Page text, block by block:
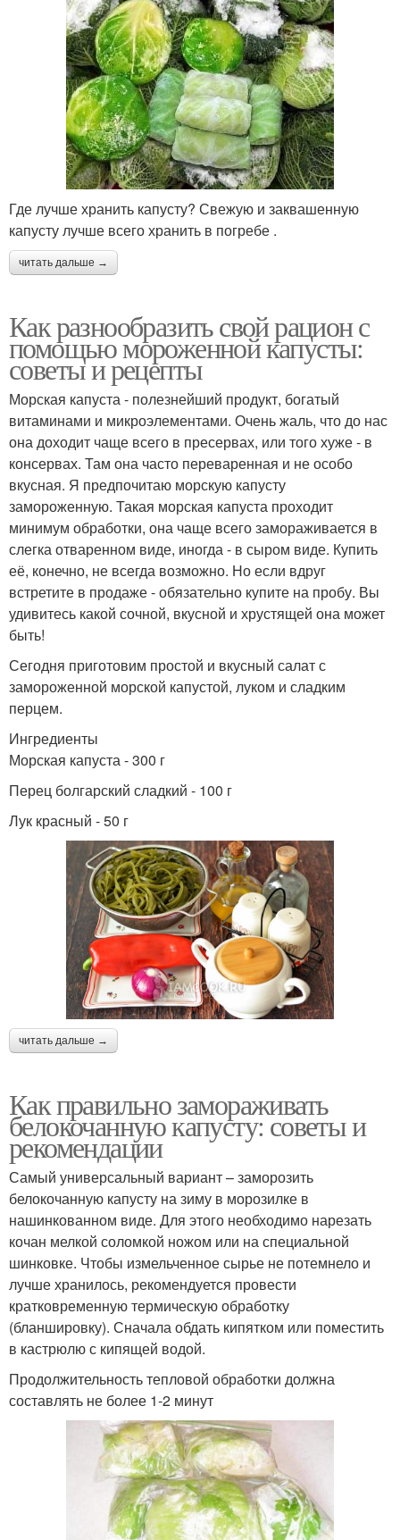
Где лучше хранить капусту? Свежую и заквашенную
капусту лучше всего хранить в погребе .
читать дальше →
Как разнообразить свой рацион с
помощью мороженной капусты:
советы и рецепты
Морская капуста - полезнейший продукт, богатый
витаминами и микроэлементами. Очень жаль, что до нас
она доходит чаще всего в пресервах, или того хуже - в
консервах. Там она часто переваренная и не особо
вкусная. Я предпочитаю морскую капусту
замороженную. Такая морская капуста проходит
минимум обработки, она чаще всего замораживается в
слегка отваренном виде, иногда - в сыром виде. Купить
её, конечно, не всегда возможно. Но если вдруг
встретите в продаже - обязательно купите на пробу. Вы
удивитесь какой сочной, вкусной и хрустящей она может
быть!
Сегодня приготовим простой и вкусный салат с
замороженной морской капустой, луком и сладким
перцем.
Ингредиенты
Морская капуста - 300 г
Перец болгарский сладкий - 100 г
Лук красный - 50 г
читать дальше →
Как правильно замораживать
белокочанную капусту: советы и
рекомендации
Самый универсальный вариант – заморозить
белокочанную капусту на зиму в морозилке в
нашинкованном виде. Для этого необходимо нарезать
кочан мелкой соломкой ножом или на специальной
шинковке. Чтобы измельченное сырье не потемнело и
лучше хранилось, рекомендуется провести
кратковременную термическую обработку
(бланшировку). Сначала обдать кипятком или поместить
в кастрюлю с кипящей водой.
Продолжительность тепловой обработки должна
составлять не более 1-2 минут